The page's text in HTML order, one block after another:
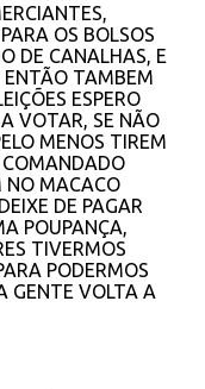
OS BOLSOS
DE CANALHAS, E
ENTÃO TAMBEM
ESPERO
VOTAR, SE NÃO
MENOS TIREM
COMANDADO
NO MACACO
DE PAGAR
POUPANÇA,
TIVERMOS
PODERMOS
GENTE VOLTA A